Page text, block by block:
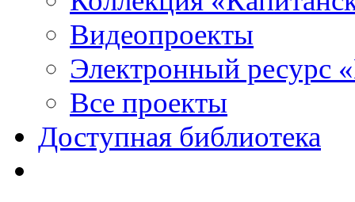
Видеопроекты
Электронный ресурс
Все проекты
Доступная библиотека